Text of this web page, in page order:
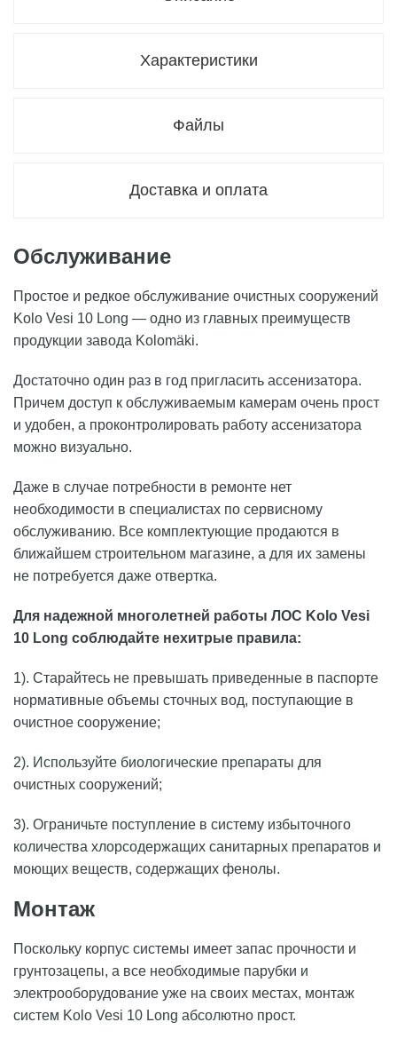
Характеристики
Файлы
Доставка и оплата
Обслуживание
Простое и редкое обслуживание очистных сооружений
Kolo Vesi 10 Long — одно из главных преимуществ
продукции завода Kolomäki.
Достаточно один раз в год пригласить ассенизатора.
Причем доступ к обслуживаемым камерам очень прост
и удобен, а проконтролировать работу ассенизатора
можно визуально.
Даже в случае потребности в ремонте нет
необходимости в специалистах по сервисному
обслуживанию. Все комплектующие продаются в
ближайшем строительном магазине, а для их замены
не потребуется даже отвертка.
Для надежной многолетней работы ЛОС Kolo Vesi
10 Long соблюдайте нехитрые правила:
1). Старайтесь не превышать приведенные в паспорте
нормативные объемы сточных вод, поступающие в
очистное сооружение;
2). Используйте биологические препараты для
очистных сооружений;
3). Ограничьте поступление в систему избыточного
количества хлорсодержащих санитарных препаратов и
моющих веществ, содержащих фенолы.
Монтаж
Поскольку корпус системы имеет запас прочности и
грунтозацепы, а все необходимые парубки и
электрооборудование уже на своих местах, монтаж
систем Kolo Vesi 10 Long абсолютно прост.